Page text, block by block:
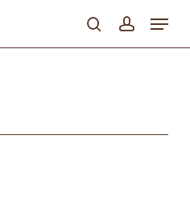
searchaccount
Menu
Close